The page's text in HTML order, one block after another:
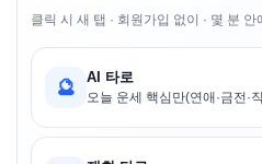
클릭 시 새 탭 · 회원가입 없이 · 몇 분 안
🔮 AI 타로
오늘 운세 핵심만(연애·금전·